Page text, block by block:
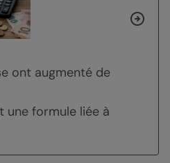
ont augmenté de
une formule liée à